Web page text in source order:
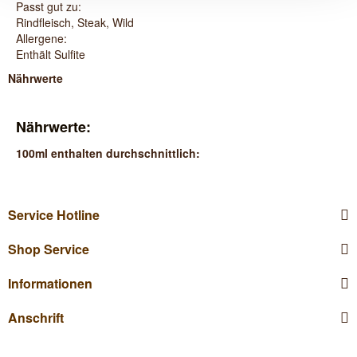
Passt gut zu:
Rindfleisch, Steak, Wild
Allergene:
Enthält Sulfite
Nährwerte
Nährwerte:
100ml enthalten durchschnittlich:
Service Hotline
Shop Service
Informationen
Anschrift